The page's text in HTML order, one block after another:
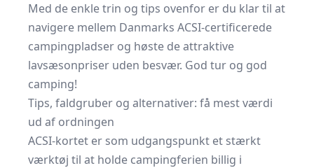
Med de enkle trin og tips ovenfor er du klar til at
navigere mellem Danmarks ACSI-certificerede
campingpladser og høste de attraktive
lavsæsonpriser uden besvær. God tur og god
camping!
Tips, faldgruber og alternativer: få mest værdi
ud af ordningen
ACSI-kortet er som udgangspunkt et stærkt
værktøj til at holde campingferien billig i